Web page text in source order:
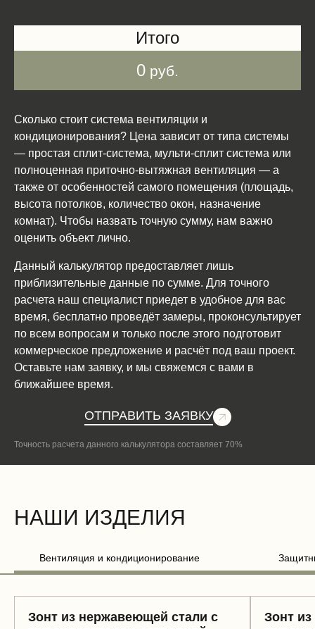
Итого
0 руб.
Сколько стоит система вентиляции и
кондиционирования? Цена зависит от типа системы
— простая сплит-система, мульти-сплит система или
полноценная приточно-вытяжная вентиляция — а
также от особенностей самого помещения (площадь,
высота потолков, количество окон, назначение
комнат). Чтобы назвать точную сумму, нам важно
оценить объект лично.
Данный калькулятор предоставляет лишь
приблизительные данные по сумме. Для точного
расчета наш специалист приедет в удобное для вас
время, бесплатно проведёт замеры, проконсультирует
по всем вопросам и только после этого подготовит
коммерческое предложение и расчёт под ваш проект.
Оставьте нам заявку, и мы свяжемся с вами в
ближайшее время.
ОТПРАВИТЬ ЗАЯВКУ
Точность расчета данного калькулятора составляет 70%
НАШИ ИЗДЕЛИЯ
Вентиляция и кондиционирование
Зонт из нержавеющей стали с
Зонт